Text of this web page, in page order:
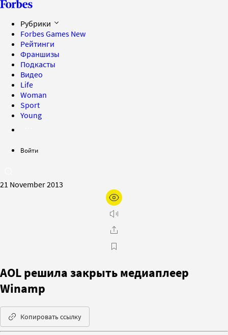
Рубрики
Forbes Games New
Рейтинги
Франшизы
Подкасты
Видео
Life
Woman
Sport
Young
Войти
21 November 2013
AOL решила закрыть медиаплеер
Winamp
Копировать ссылку